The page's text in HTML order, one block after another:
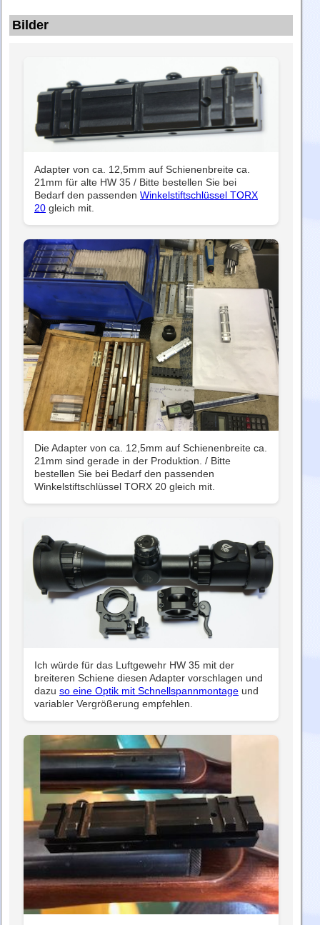
Bilder
Adapter von ca. 12,5mm auf Schienenbreite ca.
21mm für alte HW 35 / Bitte bestellen Sie bei
Bedarf den passenden Winkelstiftschlüssel TORX
20 gleich mit.
Die Adapter von ca. 12,5mm auf Schienenbreite ca.
21mm sind gerade in der Produktion. / Bitte
bestellen Sie bei Bedarf den passenden
Winkelstiftschlüssel TORX 20 gleich mit.
Ich würde für das Luftgewehr HW 35 mit der
breiteren Schiene diesen Adapter vorschlagen und
dazu so eine Optik mit Schnellspannmontage und
variabler Vergrößerung empfehlen.